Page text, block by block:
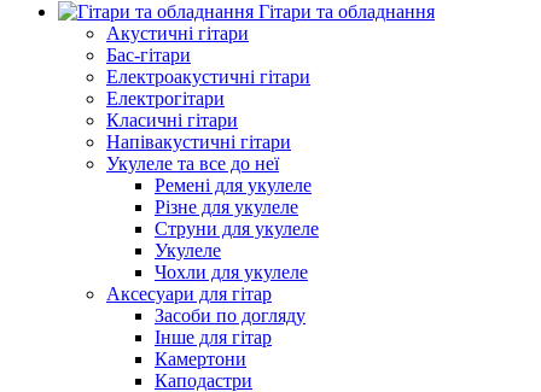
Гітари та обладнання
Акустичні гітари
Бас-гітари
Електроакустичні гітари
Електрогітари
Класичні гітари
Напівакустичні гітари
Укулеле та все до неї
Ремені для укулеле
Різне для укулеле
Струни для укулеле
Укулеле
Чохли для укулеле
Аксесуари для гітар
Засоби по догляду
Інше для гітар
Камертони
Каподастри